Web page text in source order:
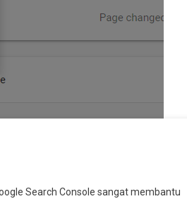
Search Console sangat membantu